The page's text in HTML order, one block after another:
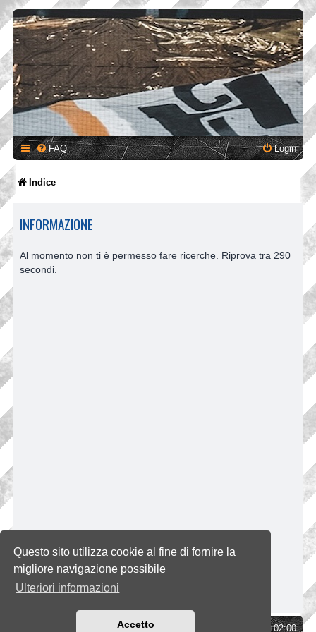
Questo sito utilizza cookie al fine di fornire la
migliore navigazione possibile
Ulteriori informazioni
Accetto
FAQ Login
Indice
INFORMAZIONE
Al momento non ti è permesso fare ricerche. Riprova tra 290
secondi.
UTC+02:00